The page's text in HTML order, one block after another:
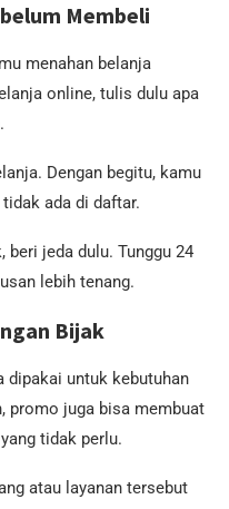
Membeli
menahan belanja
online, tulis dulu apa
Dengan begitu, kamu
ada di daftar.
jeda dulu. Tunggu 24
lebih tenang.
Bijak
dipakai untuk kebutuhan
promo juga bisa membuat
tidak perlu.
atau layanan tersebut